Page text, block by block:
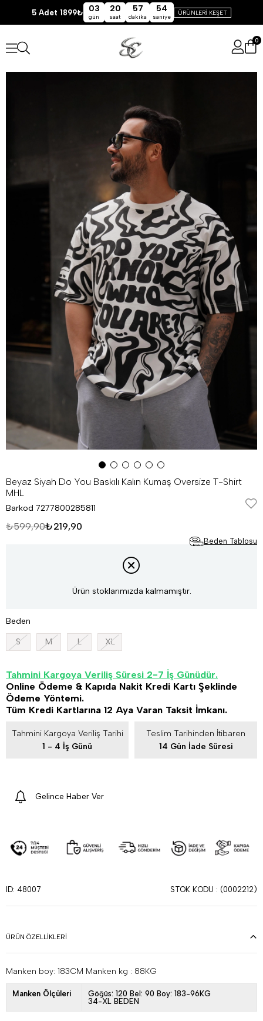
5 Adet 1899₺ 03
gün
20
saat
57
dakika
54
saniye
ÜRÜNLERİ KEŞET
0
Beyaz Siyah Do You Baskılı Kalın Kumaş Oversize T-Shirt
MHL
Barkod 7277800285811
₺599,90₺219,90
Beden Tablosu
Ürün stoklarımızda kalmamıştır.
Beden
S M L XL
Tahmini Kargoya Veriliş Süresi 2-7 İş Günüdür.
Online Ödeme & Kapıda Nakit Kredi Kartı Şeklinde
Ödeme Yöntemi.
Tüm Kredi Kartlarına 12 Aya Varan Taksit İmkanı.
Tahmini Kargoya Veriliş Tarihi
1 - 4 İş Günü
Teslim Tarihinden İtibaren
14 Gün İade Süresi
Gelince Haber Ver
ID: 48007 STOK KODU (0002212)
ÜRÜN ÖZELLIKLERI
Manken boy: 183CM Manken kg : 88KG
Manken Ölçüleri
Göğüs: 120 Bel: 90 Boy: 183-96KG
34-XL BEDEN